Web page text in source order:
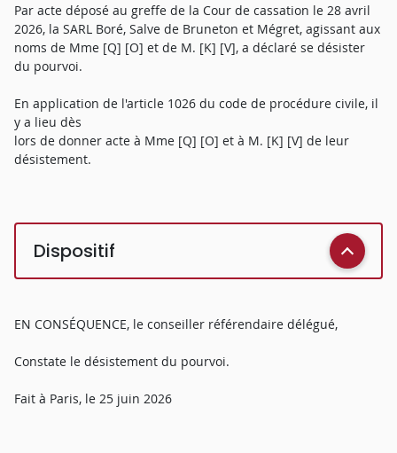
Par acte déposé au greffe de la Cour de cassation le 28 avril
2026, la SARL Boré, Salve de Bruneton et Mégret, agissant aux
noms de Mme [Q] [O] et de M. [K] [V], a déclaré se désister
du pourvoi.
En application de l'article 1026 du code de procédure civile, il
y a lieu dès
lors de donner acte à Mme [Q] [O] et à M. [K] [V] de leur
désistement.
Dispositif
EN CONSÉQUENCE, le conseiller référendaire délégué,
Constate le désistement du pourvoi.
Fait à Paris, le 25 juin 2026